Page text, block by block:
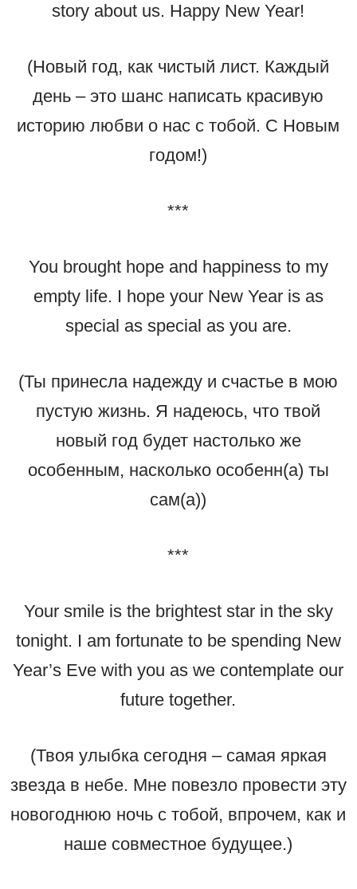
story about us. Happy New Year!
(Новый год, как чистый лист. Каждый
день – это шанс написать красивую
историю любви о нас с тобой. С Новым
годом!)
***
You brought hope and happiness to my
empty life. I hope your New Year is as
special as special as you are.
(Ты принесла надежду и счастье в мою
пустую жизнь. Я надеюсь, что твой
новый год будет настолько же
особенным, насколько особенн(а) ты
сам(а))
***
Your smile is the brightest star in the sky
tonight. I am fortunate to be spending New
Year’s Eve with you as we contemplate our
future together.
(Твоя улыбка сегодня – самая яркая
звезда в небе. Мне повезло провести эту
новогоднюю ночь с тобой, впрочем, как и
наше совместное будущее.)